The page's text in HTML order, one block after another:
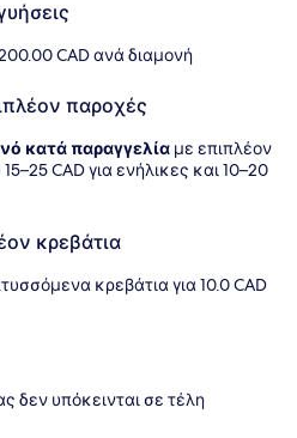
CAD ανά διαμονή
παροχές
κατά παραγγελία με επιπλέον
CAD για ενήλικες και 10–20
κρεβάτια
κρεβάτια για 10.0 CAD
δεν υπόκεινται σε τέλη